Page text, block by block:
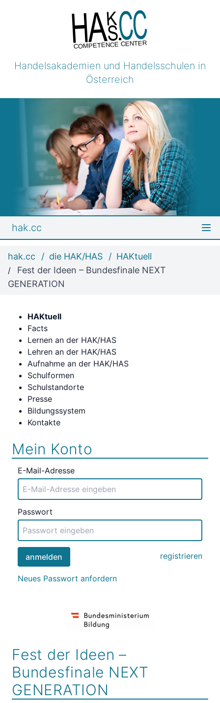
COMPETENCE CENTER
Handelsakademien und Handelsschulen in
Österreich
hak.cc
hak.cc die HAK/HAS
HAKtuell
Fest der Ideen – Bundesfinale NEXT
GENERATION
HAKtuell
Facts
Lernen an der HAK/HAS
Lehren an der HAK/HAS
Aufnahme an der HAK/HAS
Schulformen
Schulstandorte
Presse
Bildungssystem
Kontakte
Mein Konto
E-Mail-Adresse
Passwort
anmelden registrieren
Neues Passwort anfordern
Fest der Ideen –
Bundesfinale NEXT
GENERATION